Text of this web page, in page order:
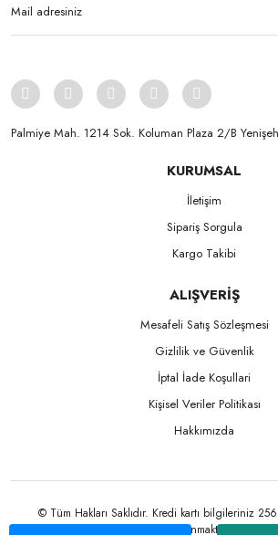
Palmiye Mah. 1214 Sok. Koluman Plaza 2/B Yenişehir/ MERSİN.ㅤㅤㅤㅤㅤㅤㅤㅤㅤㅤㅤㅤㅤㅤㅤㅤㅤㅤㅤㅤㅤㅤㅤㅤㅤㅤㅤㅤㅤㅤ
KURUMSAL
İletişim
Sipariş Sorgula
Kargo Takibi
ALIŞVERİŞ
Mesafeli Satış Sözleşmesi
Gizlilik ve Güvenlik
İptal İade Koşullari
Kişisel Veriler Politikası
Hakkımızda
© Tüm Hakları Saklıdır. Kredi kartı bilgileriniz
korunmaktadır.